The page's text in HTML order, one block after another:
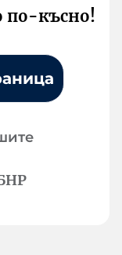
по-късно!